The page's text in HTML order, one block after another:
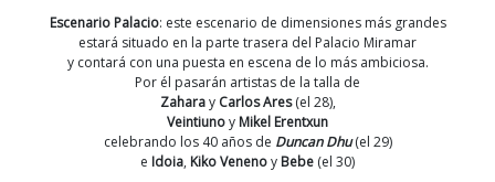
Escenario Palacio: este escenario de dimensiones más grandes
estará situado en la parte trasera del Palacio Miramar
y contará con una puesta en escena de lo más ambiciosa.
Por él pasarán artistas de la talla de
ZaharayCarlos Ares(el 28),
Veintiunoy Mikel Erentxun
celebrando los 40 años de Duncan Dhu(el 29)
e Idoia, Kiko Venenoy Bebe (el 30)